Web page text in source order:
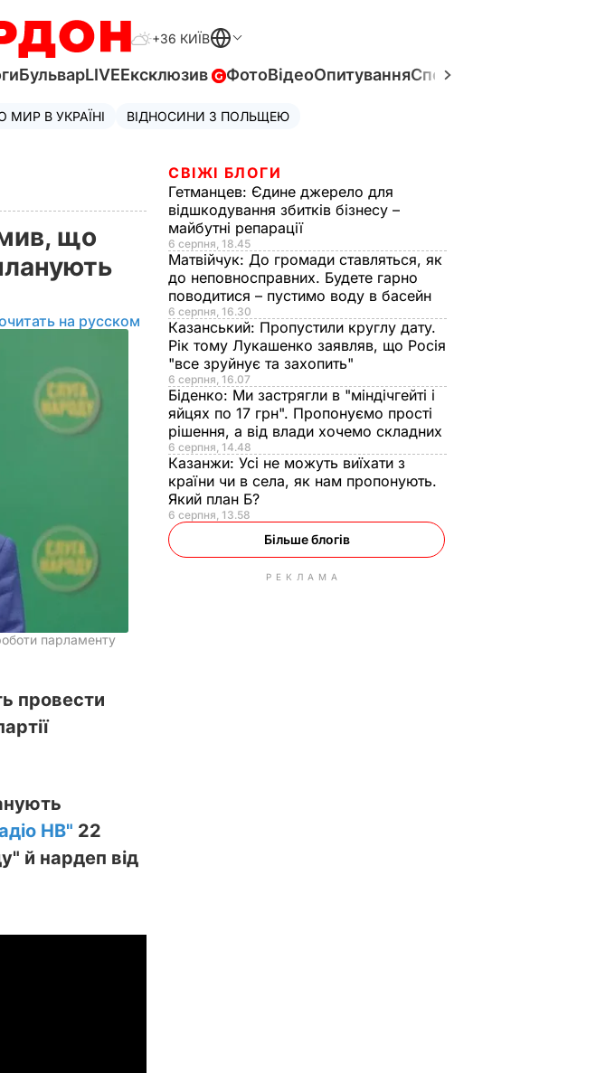
+36 КИЇВ
БульварLIVEЕксклюзив ФотоВідеоОпитуванняСпецпроєкти
МИР В УКРАЇНІ ВІДНОСИНИ З ПОЛЬЩЕЮ
що
на русском
парламенту
провести
НВ" 22
й нардеп від
СВІЖІ БЛОГИ
Гетманцев: Єдине джерело для
відшкодування збитків бізнесу –
майбутні репарації
6 серпня, 18.45
Матвійчук: До громади ставляться, як
до неповносправних. Будете гарно
поводитися – пустимо воду в басейн
6 серпня, 16.30
Казанський: Пропустили круглу дату.
Рік тому Лукашенко заявляв, що Росія
"все зруйнує та захопить"
6 серпня, 16.07
Біденко: Ми застрягли в "міндічгейті і
яйцях по 17 грн". Пропонуємо прості
рішення, а від влади хочемо складних
6 серпня, 14.48
Казанжи: Усі не можуть виїхати з
країни чи в села, як нам пропонують.
Який план Б?
6 серпня, 13.58
Більше блогів
РЕКЛАМА